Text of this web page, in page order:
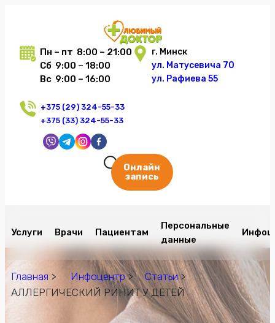
Пн – пт 8:00 – 21:00
Сб 9:00 – 18:00
Вс 9:00 – 16:00
г. Минск
ул. Матусевича 70
ул. Рафиева 55
+375 (29) 324-55-33
+375 (33) 324-55-33
Онлайн
запись
Услуги Врачи Пациентам
Персональные
данные
Главная > Инфоцентр>Статьи>
АЛЛЕРГИЧЕСКИЙ РИНИТ У ДЕТЕЙ